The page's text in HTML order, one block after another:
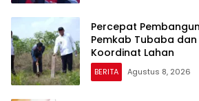
Percepat
Pemkab Tubaba dan
Koordinat Lahan
BERITA Agustus 8, 2026